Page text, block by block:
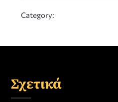
Category:
Σχετικά